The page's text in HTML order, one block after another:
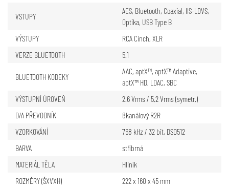
VSTUPY
AES, Bluetooth, Coaxial, IIS-LDVS,
Optika, USB Type B
VÝSTUPY
RCA Cinch, XLR
VERZE BLUETOOTH
5.1
BLUETOOTH KODEKY
AAC, aptX™, aptX™ Adaptive,
aptX™ HD, LDAC, SBC
VÝSTUPNÍ ÚROVEŇ
2.6 Vrms / 5.2 Vrms (symetr.)
D/A PŘEVODNÍK
8kanálový R2R
VZORKOVÁNÍ
768 kHz / 32 bit, DSD512
BARVA
stříbrná
MATERIÁL TĚLA
Hliník
ROZMĚRY (ŠXVXH)
222 x 160 x 45 mm